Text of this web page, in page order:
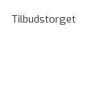
Tilbudstorget